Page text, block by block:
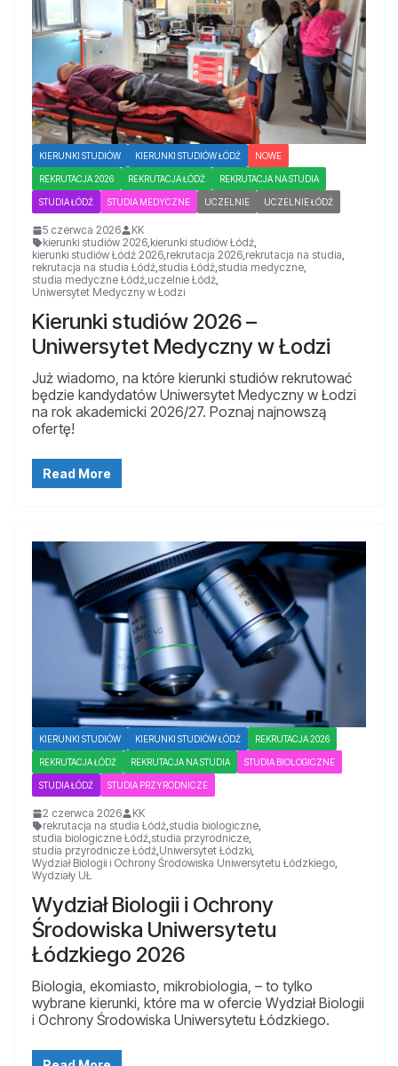
KIERUNKI STUDIÓW KIERUNKI STUDIÓW ŁÓDŹ NOWE
REKRUTACJA 2026 REKRUTACJA ŁÓDŹ REKRUTACJA NA STUDIA
STUDIA ŁÓDŹ STUDIA MEDYCZNE UCZELNIE UCZELNIE ŁÓDŹ
5 czerwca 2026
KK
kierunki studiów 2026 kierunki studiów Łódź
kierunki studiów Łódź 2026 rekrutacja 2026 rekrutacja na studia
rekrutacja na studia Łódź studia Łódź studia medyczne
studia medyczne Łódź uczelnie Łódź
Uniwersytet Medyczny w Łodzi
Kierunki studiów 2026 –
Uniwersytet Medyczny w Łodzi
Już wiadomo, na które kierunki studiów rekrutować
będzie kandydatów Uniwersytet Medyczny w Łodzi
na rok akademicki 2026/27. Poznaj najnowszą
ofertę!
Read More
KIERUNKI STUDIÓW KIERUNKI STUDIÓW ŁÓDŹ REKRUTACJA 2026
REKRUTACJA ŁÓDŹ REKRUTACJA NA STUDIA STUDIA BIOLOGICZNE
STUDIA ŁÓDŹ STUDIA PRZYRODNICZE
2 czerwca 2026
KK
rekrutacja na studia Łódź,studia biologiczne,
studia biologiczne Łódź,studia przyrodnicze,
studia przyrodnicze Łódź,Uniwersytet Łódzki,
Wydział Biologii i Ochrony Środowiska Uniwersytetu Łódzkiego,
Wydziały UŁ
Wydział Biologii i Ochrony
Środowiska Uniwersytetu
Łódzkiego 2026
Biologia, ekomiasto, mikrobiologia, – to tylko
wybrane kierunki, które ma w ofercie Wydział Biologii
i Ochrony Środowiska Uniwersytetu Łódzkiego.